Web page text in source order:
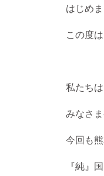
はじめ
この度
私たち
みなさ
今回も
『純』